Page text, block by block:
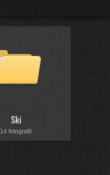
Ski
14 fotografií